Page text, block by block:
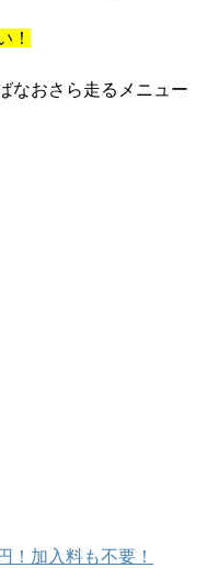
！
なおさら走るメニュー
！加入料も不要！